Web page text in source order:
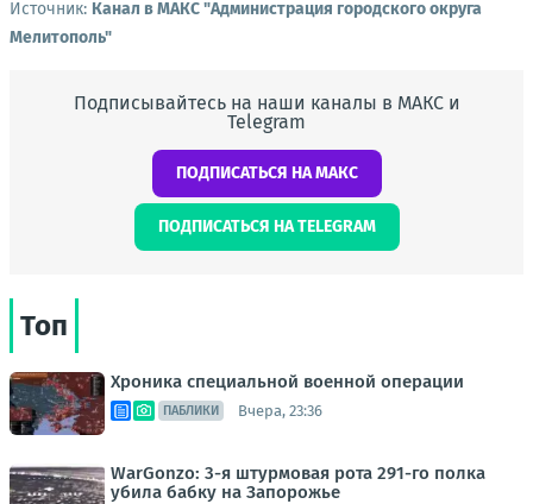
Источник: Канал в МАКС "Администрация городского округа
Мелитополь"
Подписывайтесь на наши каналы в МАКС и
Telegram
ПОДПИСАТЬСЯ НА МАКС
ПОДПИСАТЬСЯ НА TELEGRAM
Топ
Хроника специальной военной операции
ПАБЛИКИ Вчера, 23:36
WarGonzo: 3-я штурмовая рота 291-го полка
убила бабку на Запорожье